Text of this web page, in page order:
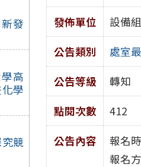
發
高
學
競
發佈單位
設備組
公告類別
處室
公告等級
轉知
點閱次數
412
公告內容
報名
報名